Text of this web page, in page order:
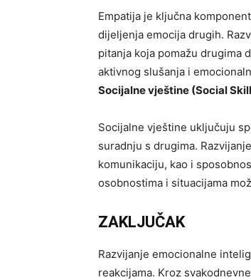
Empatija je ključna
dijeljenja emocija drugih.
pitanja koja pomažu drugima
aktivnog slušanja i
Socijalne vještine (Social
Socijalne vještine uključuju
suradnju s drugima.
komunikaciju, kao i
osobnostima i situacijama
ZAKLJUČAK
Razvijanje emocionalne
reakcijama. Kroz